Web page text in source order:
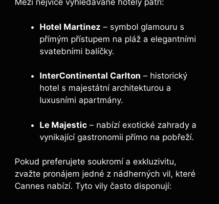
Mezi nejvíce vyhledávané hotely patří:
Hotel Martinez – symbol glamouru s
přímým přístupem na pláž a elegantními
svatebními balíčky.
InterContinental Carlton – historický
hotel s majestátní architekturou a
luxusními apartmány.
Le Majestic – nabízí exotické zahrady a
vynikající gastronomii přímo na pobřeží.
Pokud preferujete soukromí a exkluzivitu,
zvažte pronájem jedné z nádherných vil, které
Cannes nabízí. Tyto vily často disponují: